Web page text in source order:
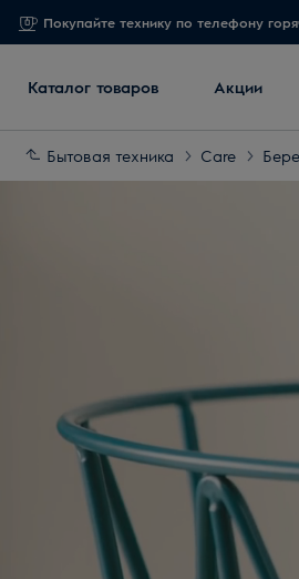
Покупайте технику по телефону
Каталог товаров Акции
Бытовая техника Care